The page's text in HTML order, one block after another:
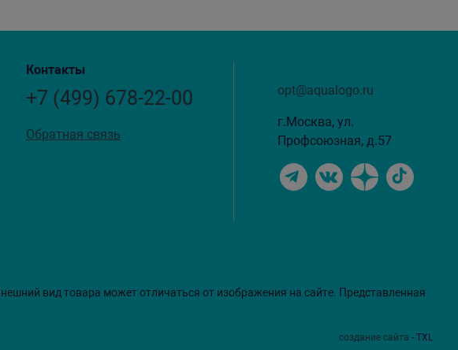
Контакты
+7 (499) 678-22-00
Обратная связь
opt@aqualogo.ru
г.Москва, ул.
Профсоюзная, д.57
вид товара может отличаться от изображения на сайте. Представленная
создание сайта - TXL